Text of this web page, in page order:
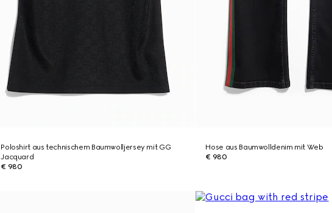
Poloshirt aus technischem Baumwolljersey mit GG
Jacquard
€ 980
Hose aus Baumwolldenim mit Web
€ 980